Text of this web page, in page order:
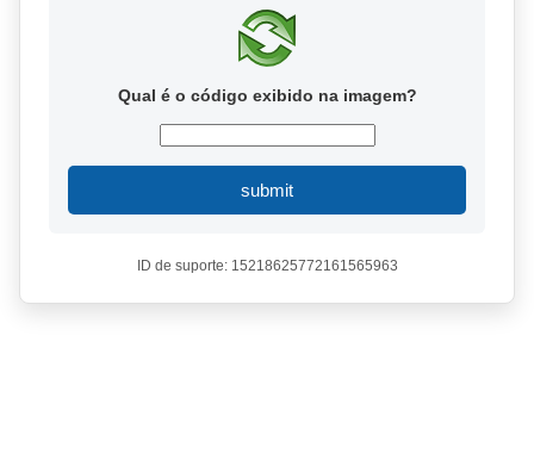
Qual é o código exibido na imagem?
submit
ID de suporte: 15218625772161565963